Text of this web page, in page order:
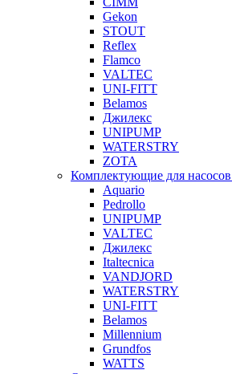
Gekon
STOUT
Reflex
Flamco
VALTEC
UNI-FITT
Belamos
Джилекс
UNIPUMP
WATERSTRY
ZOTA
Комплектующие для насосов
Aquario
Pedrollo
UNIPUMP
VALTEC
Джилекс
Italtecnica
VANDJORD
WATERSTRY
UNI-FITT
Belamos
Millennium
Grundfos
WATTS